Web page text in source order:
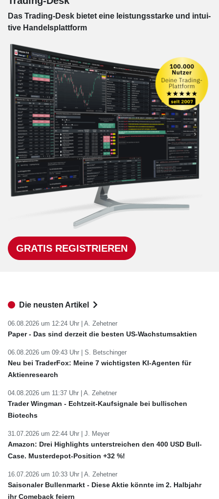
Das Trading-Desk bie­tet eine leis­tungs­star­ke und in­tui­
tive Han­dels­platt­form
GRATIS REGISTRIEREN
Die neusten Artikel
06.08.2026 um 12:24 Uhr | A. Zehetner
Paper - Das sind derzeit die besten US-Wachstumsaktien
06.08.2026 um 09:43 Uhr | S. Betschinger
Neu bei TraderFox: Meine 7 wichtigsten KI-Agenten für
Aktienresearch
04.08.2026 um 11:37 Uhr | A. Zehetner
Trader Wingman - Echtzeit-Kaufsignale bei bullischen
Biotechs
31.07.2026 um 22:44 Uhr | J. Meyer
Amazon: Drei Highlights unterstreichen den 400 USD Bull-
Case. Musterdepot-Position +32 %!
16.07.2026 um 10:33 Uhr | A. Zehetner
Saisonaler Bullenmarkt - Diese Aktie könnte im 2. Halbjahr
ihr Comeback feiern